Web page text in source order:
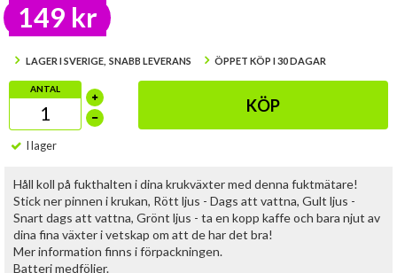
149 kr
LAGER I SVERIGE, SNABB LEVERANS ÖPPET KÖP I 30 DAGAR
ANTAL
KÖP
I lager
Håll koll på fukthalten i dina krukväxter med denna fuktmätare!
Stick ner pinnen i krukan, Rött ljus - Dags att vattna, Gult ljus -
Snart dags att vattna, Grönt ljus - ta en kopp kaffe och bara njut av
dina fina växter i vetskap om att de har det bra!
Mer information finns i förpackningen.
Batteri medföljer.